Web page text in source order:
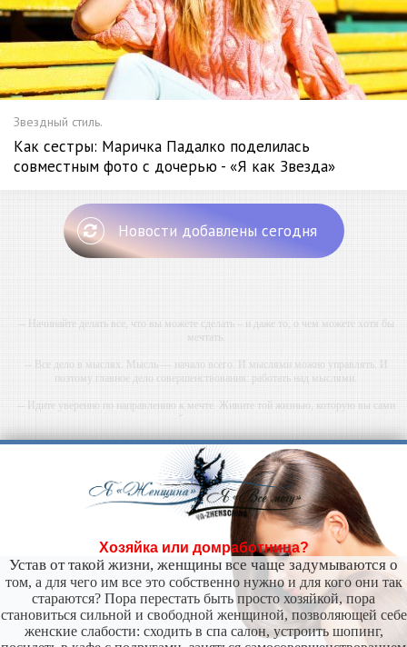
Звездный стиль.
Как сестры: Маричка Падалко поделилась
совместным фото с дочерью - «Я как Звезда»
Новости добавлены сегодня
-- Начинайте делать все, что вы можете сделать – и даже то, о чем можете хотя бы
мечтать.
-- Все дело в мыслях. Мысль — начало всего. И мыслями можно управлять. И
поэтому главное дело совершенствования: работать над мыслями.
-- Идите уверенно по направлению к мечте. Живите той жизнью, которую вы сами
-- Самое большое богатство — это ум. Самая большая нищета — глупость. Из всех
страхов самый пугающий — самолюбование.
-- Лучшее, что можно сделать с хорошим советом, это пропустить его мимо ушей. Он
никогда не бывает полезен никому, кроме того, кто его дал.
-- Люблю давать советы и очень не люблю, когда их дают мне.
Хозяйка или домработница?
Устав от такой жизни, женщины все чаще задумываются о
том, а для чего им все это собственно нужно и для кого они так
стараются? Пора перестать быть просто хозяйкой, пора
становиться сильной и свободной женщиной, позволяющей себе
женские слабости: сходить в спа салон, устроить шопинг,